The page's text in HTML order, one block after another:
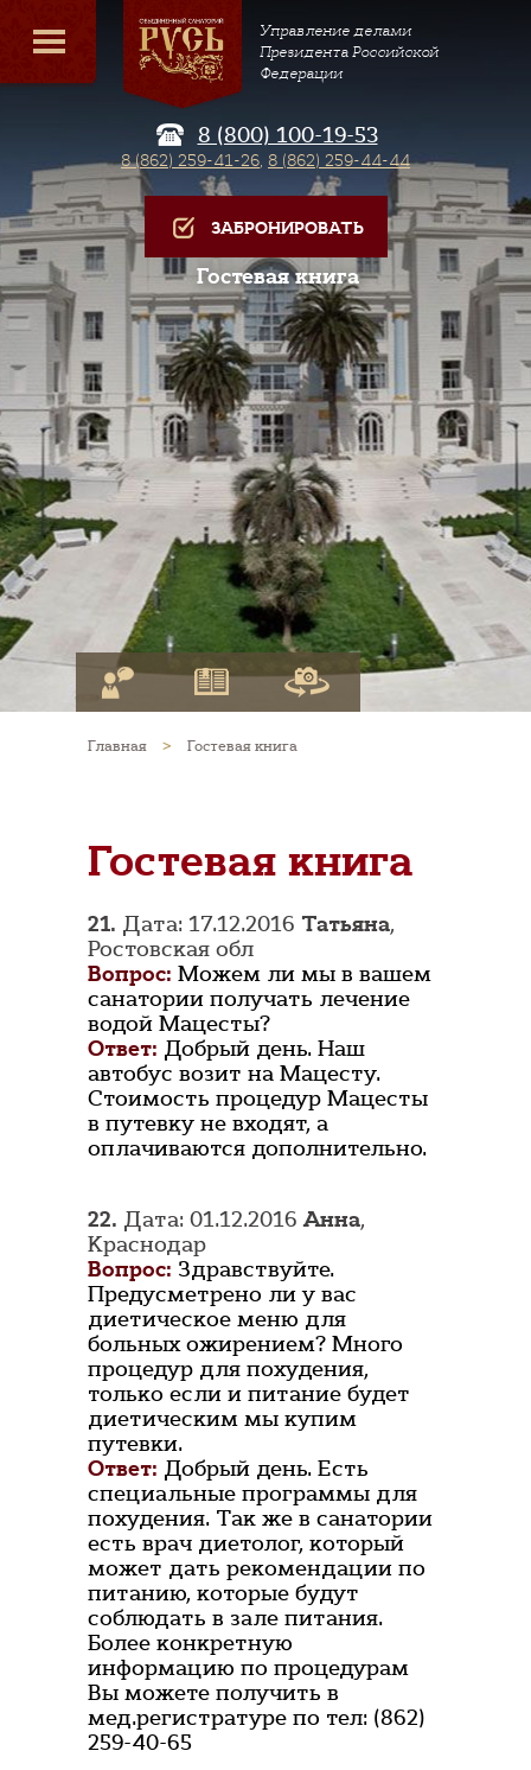
Управление делами
Президента Российской
Федерации
8 (800) 100-19-53
8 (862) 259-41-26, 8 (862) 259-44-44
ЗАБРОНИРОВАТЬ
Гостевая книга
Главная > Гостевая книга
Гостевая книга
21. Дата: 17.12.2016 Татьяна,
Ростовская обл
Вопрос: Можем ли мы в вашем
санатории получать лечение
водой Мацесты?
Ответ: Добрый день. Наш
автобус возит на Мацесту.
Стоимость процедур Мацесты
в путевку не входят, а
оплачиваются дополнительно.
22. Дата: 01.12.2016Анна,
Краснодар
Вопрос: Здравствуйте.
Предусметрено ли у вас
диетическое меню для
больных ожирением? Много
процедур для похудения,
только если и питание будет
диетическим мы купим
путевки.
Ответ: Добрый день. Есть
специальные программы для
похудения. Так же в санатории
есть врач диетолог, который
может дать рекомендации по
питанию, которые будут
соблюдать в зале питания.
Более конкретную
информацию по процедурам
Вы можете получить в
мед.регистратуре по тел: (862)
259-40-65